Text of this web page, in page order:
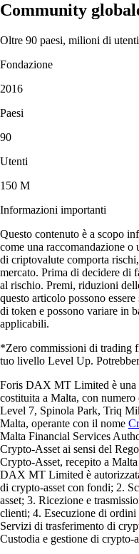
Community
Oltre 90 paesi, milioni di utenti
Fondazione
2016
Paesi
90
Utenti
150 M
Informazioni importanti
Questo contenuto è a scopo
come una raccomandazione
di criptovalute comporta
mercato. Prima di decidere di
al rischio. Premi, riduzioni
questo articolo possono
di token e possono variare in
applicabili.
*Zero commissioni di trading
tuo livello Level Up.
Foris DAX MT Limited è una
costituita a Malta, con numero
Level 7, Spinola Park, Triq
Malta, operante con il nome
Malta Financial Services
Crypto-Asset ai sensi del
Crypto-Asset, recepito a
DAX MT Limited è
di crypto-asset con fondi; 2.
asset; 3. Ricezione e
clienti; 4. Esecuzione di
Servizi di trasferimento di
Custodia e gestione di crypto-